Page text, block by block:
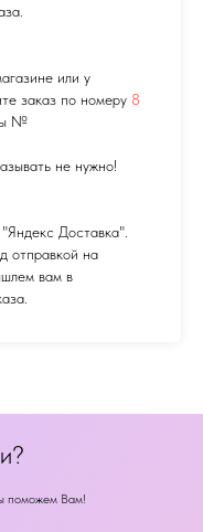
или у
заказ по номеру 8
№
не нужно!
Доставка".
отправкой на
вам в
поможем Вам!